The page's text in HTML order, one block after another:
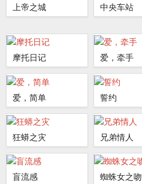
上帝之城
中央车站
摩托日记 爱，牵手
爱，简单 誓约
狂蟒之灾 兄弟情人
盲流感 蜘蛛女之吻